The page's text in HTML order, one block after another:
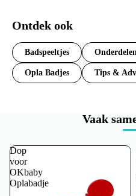
Ontdek ook
Badspeeltjes
Opla Badjes Tips &
Vaak
Dop
voor
OKbaby
Oplabadje